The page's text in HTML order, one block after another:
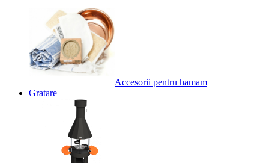
Accesorii pentru hamam
Gratare